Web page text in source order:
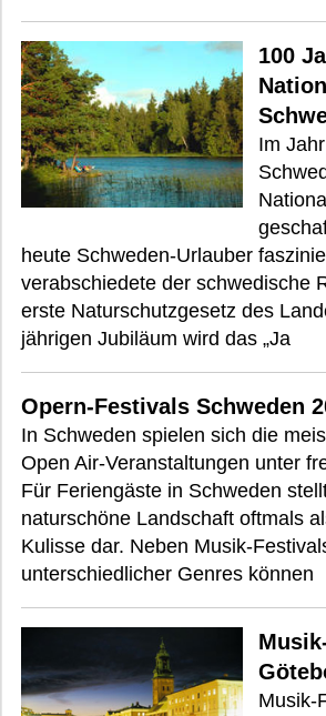
100
Im
heute Schweden-Urlauber
verabschiedete der schwedische
erste Naturschutzgesetz des
jährigen Jubiläum wird das „Ja
Opern-Festivals Schweden
In Schweden spielen sich die
Open Air-Veranstaltungen unter
Für Feriengäste in Schweden
naturschöne Landschaft oftmals
Kulisse dar. Neben Musik-
unterschiedlicher Genres können
Musik-